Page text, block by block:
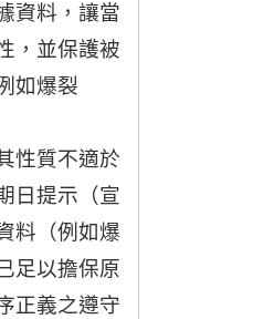
資料，讓當
，並保護被
如爆裂
性質不適於
日提示（宣
料（例如爆
足以擔保原
正義之遵守